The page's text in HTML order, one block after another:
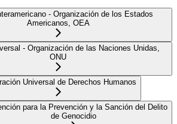
- Organización de los Estados
Americanos, OEA
- Organización de las Naciones Unidas,
ONU
Universal de Derechos Humanos
para la Prevención y la Sanción del Delito
de Genocidio